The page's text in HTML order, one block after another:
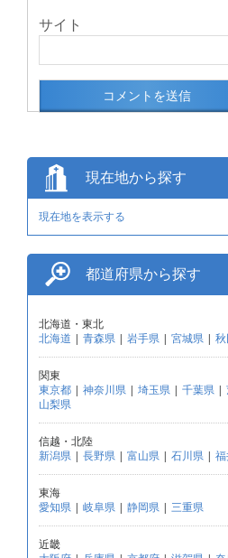
サイト
現在地から探す
現在地を表示する
都道府県から探す
北海道・東北
北海道 | 青森県 | 岩手県 | 宮城県 |
関東
東京都 | 神奈川県 | 埼玉県 | 千葉県 |
山梨県
信越・北陸
新潟県 | 長野県 | 富山県 | 石川県 |
東海
愛知県 | 岐阜県 | 静岡県 | 三重県
近畿